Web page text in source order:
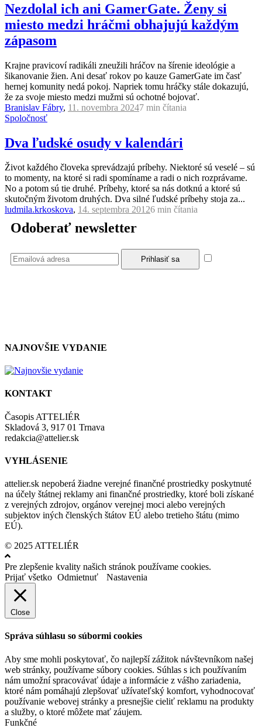
Nezdolal ich ani GamerGate. Ženy si
miesto medzi hráčmi obhajujú každým
zápasom
Krajne pravicoví radikáli zneužili hráčov na šírenie ideológie a
šikanovanie žien. Ani desať rokov po kauze GamerGate im časť
hernej komunity nedá pokoj. Napriek tomu hráčky stále dokazujú,
že za svoje miesto medzi mužmi sú ochotné bojovať.
Branislav Fábry, 11. novembra 20247 min čítania
Spoločnosť
Dva ľudské osudy v kalendári
Život každého človeka sprevádzajú príbehy. Niektoré sú veselé – sú
to momenty, na ktoré si radi spomíname a radi o nich rozprávame.
No a potom sú tie druhé. Príbehy, ktoré sa nás dotknú a ktoré sú
skutočným životom druhých. Dva silné ľudské príbehy stoja za...
ludmila.krkoskova, 14. septembra 20126 min čítania
Odoberať newsletter
NAJNOVŠIE VYDANIE
KONTAKT
Časopis ATTELIÉR
Skladová 3, 917 01 Trnava
redakcia@attelier.sk
VYHLÁSENIE
attelier.sk nepoberá žiadne verejné finančné prostriedky poskytnuté
na účely štátnej reklamy ani finančné prostriedky, ktoré boli získané
z verejných zdrojov, orgánov verejnej moci alebo verejných
subjektov iných členských štátov EÚ alebo tretieho štátu (mimo
EÚ).
© 2025 ATTELIÉR
Pre zlepšenie kvality našich stránok používame cookies.
Prijať všetko Odmietnuť Nastavenia
Close
Správa súhlasu so súbormi cookies
Aby sme mohli poskytovať, čo najlepší zážitok návštevníkom našej
web stránky, používame súbory cookies. Súhlas s ich používaním
nám umožní spracovávať údaje a informácie z vášho zariadenia,
ktoré nám pomáhajú zlepšovať užívateľský komfort, vyhodnocovať
používanie webovej stránky a presnejšie cieliť reklamu na produkty
a služby, o ktoré môžete mať záujem.
Funkčné